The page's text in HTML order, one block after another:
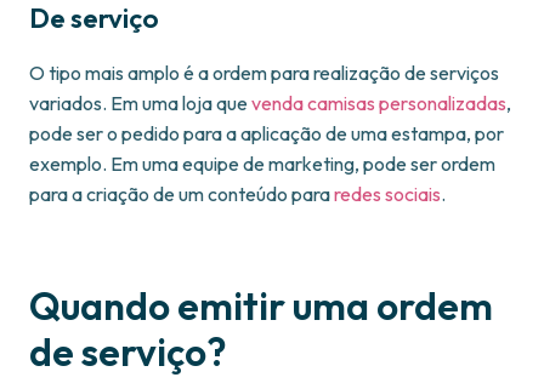
De serviço
O tipo mais amplo é a ordem para realização de serviços
variados. Em uma loja quevendacamisas personalizadas,
pode ser o pedido para a aplicação de uma estampa, por
exemplo. Em uma equipe de marketing, pode ser ordem
para a criação de um conteúdo pararedes sociais.
Quando emitir uma ordem
de serviço?